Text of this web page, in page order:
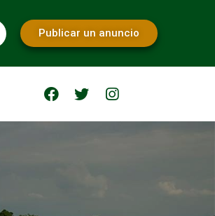
Publicar un anuncio